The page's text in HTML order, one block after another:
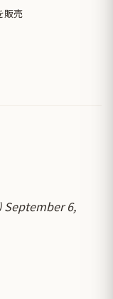
販売
September 6,